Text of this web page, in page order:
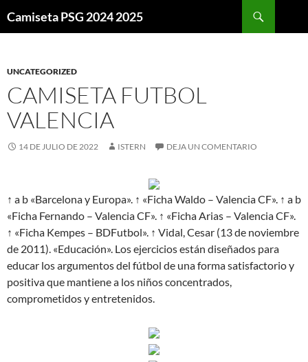
Camiseta PSG 2024 2025
UNCATEGORIZED
CAMISETA FUTBOL
VALENCIA
14 DE JULIO DE 2022 ISTERN DEJA UN COMENTARIO
↑ a b «Barcelona y Europa». ↑ «Ficha Waldo – Valencia CF». ↑ a b
«Ficha Fernando – Valencia CF». ↑ «Ficha Arias – Valencia CF».
↑ «Ficha Kempes – BDFutbol». ↑ Vidal, Cesar (13 de noviembre
de 2011). «Educación». Los ejercicios están diseñados para
educar los argumentos del fútbol de una forma satisfactorio y
positiva que mantiene a los niños concentrados,
comprometidos y entretenidos.